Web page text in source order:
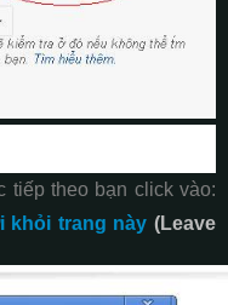
tiếp theo bạn click vào:
khỏi trang này (Leave